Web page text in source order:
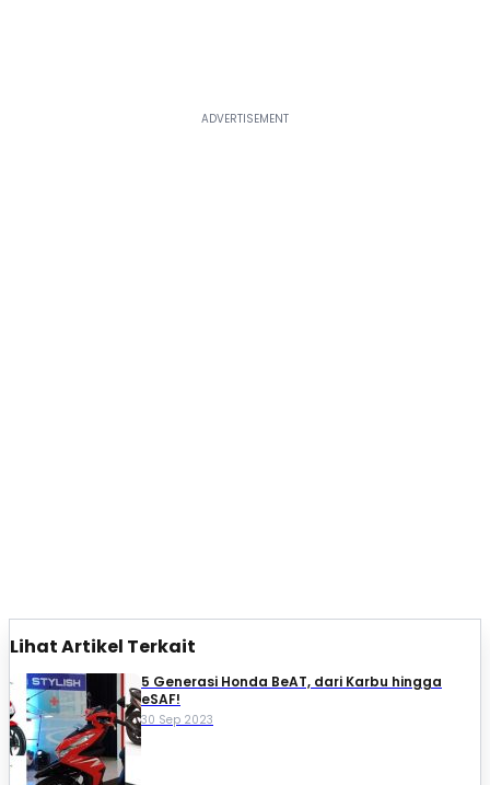
Lihat Artikel Terkait
5 Generasi Honda BeAT, dari Karbu hingga
eSAF!
30 Sep 2023